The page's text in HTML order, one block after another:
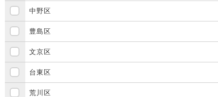
中野区
豊島区
文京区
台東区
荒川区